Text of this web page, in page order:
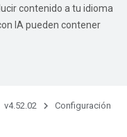
contenido a tu idioma
IA pueden contener
v4.52.02 Configuración